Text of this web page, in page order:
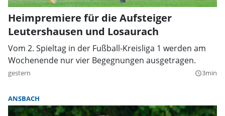
Heimpremiere für die Aufsteiger
Leutershausen und Losaurach
Vom 2. Spieltag in der Fußball-Kreisliga 1 werden am
Wochenende nur vier Begegnungen ausgetragen.
gestern query_builder3min
ANSBACH